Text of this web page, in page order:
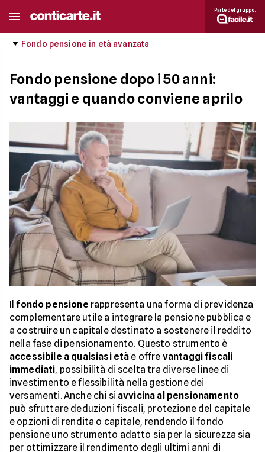
Parte del gruppo:
Fondo pensione in età avanzata
Fondo pensione dopo i 50 anni:
vantaggi e quando conviene aprilo
Ilfondo pensione rappresenta una forma di previdenza
complementare utile a integrare la pensione pubblica e
a costruire un capitale destinato a sostenere il reddito
nella fase di pensionamento. Questo strumento è
accessibile a qualsiasi età e offre vantaggi fiscali
immediati, possibilità di scelta tra diverse linee di
investimento e flessibilità nella gestione dei
versamenti. Anche chi si avvicina al pensionamento
può sfruttare deduzioni fiscali, protezione del capitale
e opzioni di rendita o capitale, rendendo il fondo
pensione uno strumento adatto sia per la sicurezza sia
per ottimizzare il rendimento degli ultimi anni di